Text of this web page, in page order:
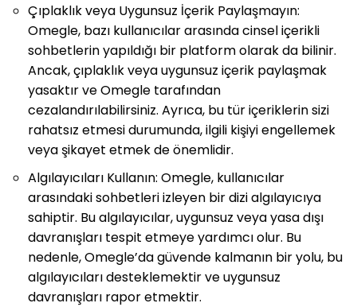
Çıplaklık veya Uygunsuz İçerik Paylaşmayın:
Omegle, bazı kullanıcılar arasında cinsel içerikli
sohbetlerin yapıldığı bir platform olarak da bilinir.
Ancak, çıplaklık veya uygunsuz içerik paylaşmak
yasaktır ve Omegle tarafından
cezalandırılabilirsiniz. Ayrıca, bu tür içeriklerin sizi
rahatsız etmesi durumunda, ilgili kişiyi engellemek
veya şikayet etmek de önemlidir.
Algılayıcıları Kullanın: Omegle, kullanıcılar
arasındaki sohbetleri izleyen bir dizi algılayıcıya
sahiptir. Bu algılayıcılar, uygunsuz veya yasa dışı
davranışları tespit etmeye yardımcı olur. Bu
nedenle, Omegle’da güvende kalmanın bir yolu, bu
algılayıcıları desteklemektir ve uygunsuz
davranışları rapor etmektir.